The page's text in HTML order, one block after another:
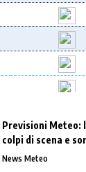
Previsioni Meteo:
colpi di scena e
News Meteo